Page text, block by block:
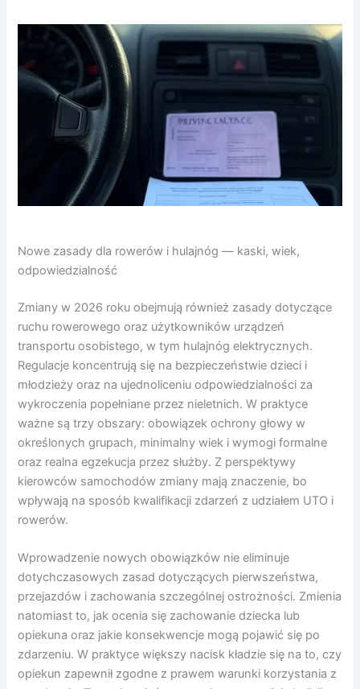
Nowe zasady dla rowerów i hulajnóg — kaski, wiek,
odpowiedzialność
Zmiany w 2026 roku obejmują również zasady dotyczące
ruchu rowerowego oraz użytkowników urządzeń
transportu osobistego, w tym hulajnóg elektrycznych.
Regulacje koncentrują się na bezpieczeństwie dzieci i
młodzieży oraz na ujednoliceniu odpowiedzialności za
wykroczenia popełniane przez nieletnich. W praktyce
ważne są trzy obszary: obowiązek ochrony głowy w
określonych grupach, minimalny wiek i wymogi formalne
oraz realna egzekucja przez służby. Z perspektywy
kierowców samochodów zmiany mają znaczenie, bo
wpływają na sposób kwalifikacji zdarzeń z udziałem UTO i
rowerów.
Wprowadzenie nowych obowiązków nie eliminuje
dotychczasowych zasad dotyczących pierwszeństwa,
przejazdów i zachowania szczególnej ostrożności. Zmienia
natomiast to, jak ocenia się zachowanie dziecka lub
opiekuna oraz jakie konsekwencje mogą pojawić się po
zdarzeniu. W praktyce większy nacisk kładzie się na to, czy
opiekun zapewnił zgodne z prawem warunki korzystania z